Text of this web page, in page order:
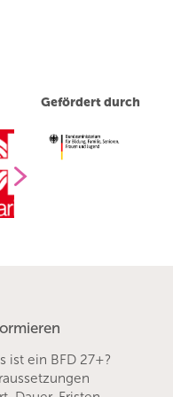
Gefördert durch
ist ein BFD 27+?